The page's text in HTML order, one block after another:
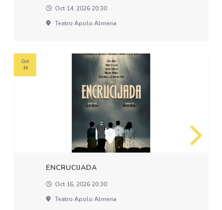
Oct 14, 2026 20:30
Teatro Apolo Almeria
ENCRUCIJADA
Oct 16, 2026 20:30
Teatro Apolo Almeria
Oct
16